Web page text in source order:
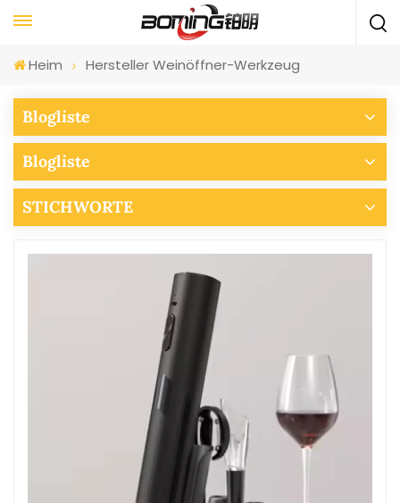
Heim Hersteller Weinöffner-Werkzeug
Blogliste
Blogliste
STICHWORTE